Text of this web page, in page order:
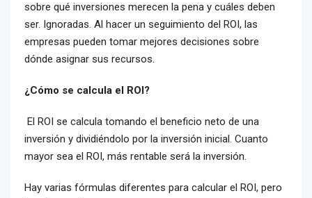
sobre qué inversiones merecen la pena y cuáles deben
ser. Ignoradas. Al hacer un seguimiento del ROI, las
empresas pueden tomar mejores decisiones sobre
dónde asignar sus recursos.
¿Cómo se calcula el ROI?
El ROI se calcula tomando el beneficio neto de una
inversión y dividiéndolo por la inversión inicial. Cuanto
mayor sea el ROI, más rentable será la inversión.
Hay varias fórmulas diferentes para calcular el ROI, pero